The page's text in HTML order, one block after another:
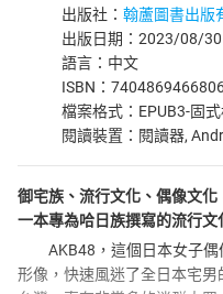
出版社： 翰蘆圖書出版
出版日期：2023/08/30
語言：中文
ISBN：
檔案格式：EPUB3-固
閱讀裝置：閱讀器,
御宅族、流行文化、偶像文化
一本專為哈日族撰寫的流行文
AKB48，這個日本女子偶
形像，快速風迷了全日本宅男